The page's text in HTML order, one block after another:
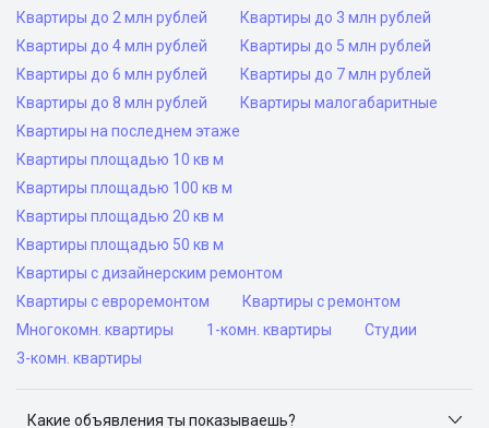
Квартиры до 2 млн рублей
Квартиры до 3 млн рублей
Квартиры до 4 млн рублей
Квартиры до 5 млн рублей
Квартиры до 6 млн рублей
Квартиры до 7 млн рублей
Квартиры до 8 млн рублей
Квартиры малогабаритные
Квартиры на последнем этаже
Квартиры площадью 10 кв м
Квартиры площадью 100 кв м
Квартиры площадью 20 кв м
Квартиры площадью 50 кв м
Квартиры с дизайнерским ремонтом
Квартиры с евроремонтом
Квартиры с ремонтом
Многокомн. квартиры
1-комн. квартиры
Студии
3-комн. квартиры
Какие объявления ты показываешь?